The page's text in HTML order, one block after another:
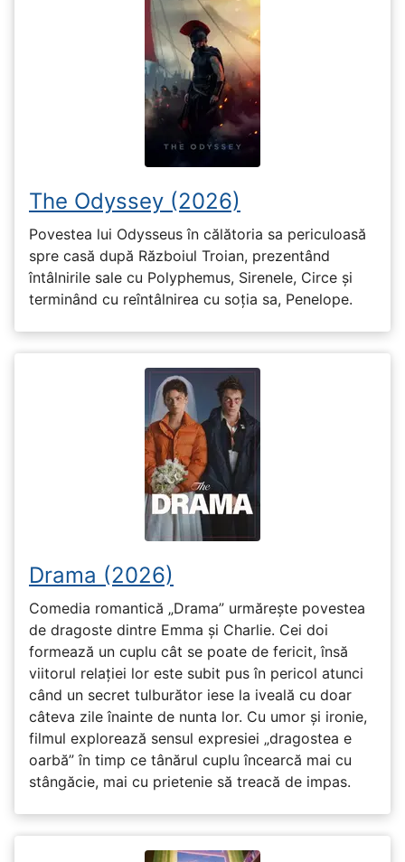
The Odyssey (2026)
Povestea lui Odysseus în călătoria sa periculoasă
spre casă după Războiul Troian, prezentând
întâlnirile sale cu Polyphemus, Sirenele, Circe și
terminând cu reîntâlnirea cu soția sa, Penelope.
Drama (2026)
Comedia romantică „Drama” urmărește povestea
de dragoste dintre Emma și Charlie. Cei doi
formează un cuplu cât se poate de fericit, însă
viitorul relației lor este subit pus în pericol atunci
când un secret tulburător iese la iveală cu doar
câteva zile înainte de nunta lor. Cu umor și ironie,
filmul explorează sensul expresiei „dragostea e
oarbă” în timp ce tânărul cuplu încearcă mai cu
stângăcie, mai cu prietenie să treacă de impas.